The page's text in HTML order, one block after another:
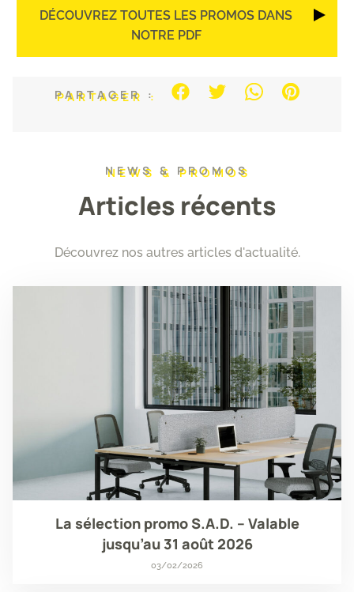
DÉCOUVREZ TOUTES LES PROMOS DANS
NOTRE PDF
PARTAGER :
NEWS & PROMOS
Articles récents
Découvrez nos autres articles d'actualité.
La sélection promo S.A.D. – Valable
jusqu’au 31 août 2026
03/02/2026